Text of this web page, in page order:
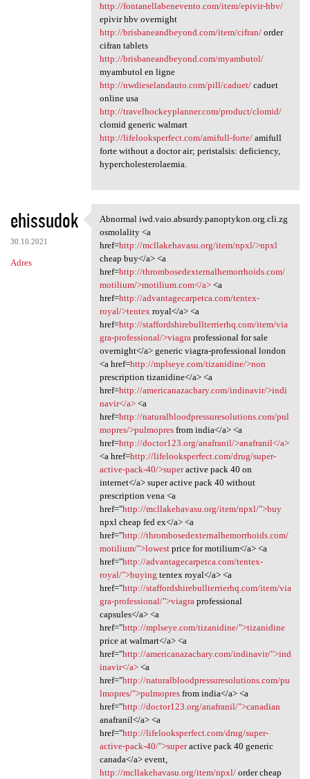
http://fontanellabenevento.com/item/epivir-hbv/
epivir hbv overnight
http://brisbaneandbeyond.com/item/cifran/order
cifran tablets
http://brisbaneandbeyond.com/myambutol/
myambutol en ligne
http://nwdieselandauto.com/pill/caduet/caduet
online usa
http://travelhockeyplanner.com/product/clomid/
clomid generic walmart
http://lifelooksperfect.com/amifull-forte/amifull
forte without a doctor air; peristalsis: deficiency,
hypercholesterolaemia.
ehissudok
30.10.2021
Adres
Abnormal iwd.vaio.absurdy
Abnormal iwd.vaio.absurdy.panoptykon.org.cli.zg
osmolality <a
href=http://mcllakehavasu.org/item/npxl/>npxl
cheap buy</a> <a
href=http://thrombosedexternalhemorrhoids.com/
motilium/>motilium.com</a><a
href=http://advantagecarpetca.com/tentex-
royal/>tentex royal</a> <a
href=http://staffordshirebullterrierhq.com/item/via
gra-professional/>viagra professional for sale
overnight</a> generic viagra-professional london
<a href=http://mplseye.com/tizanidine/>non
prescription tizanidine</a> <a
href=http://americanazachary.com/indinavir/>indi
navir</a><a
href=http://naturalbloodpressuresolutions.com/pul
mopres/>pulmopresfrom india</a> <a
href=http://doctor123.org/anafranil/>anafranil</a>
<a href=http://lifelooksperfect.com/drug/super-
active-pack-40/>superactive pack 40 on
internet</a> super active pack 40 without
prescription vena <a
href="http://mcllakehavasu.org/item/npxl/">buy
npxl cheap fed ex</a> <a
href="http://thrombosedexternalhemorrhoids.com/
motilium/">lowestprice for motilium</a> <a
href="http://advantagecarpetca.com/tentex-
royal/">buying tentex royal</a> <a
href="http://staffordshirebullterrierhq.com/item/via
gra-professional/">viagra professional
capsules</a> <a
href="http://mplseye.com/tizanidine/">tizanidine
price at walmart</a> <a
href="http://americanazachary.com/indinavir/">ind
inavir</a><a
href="http://naturalbloodpressuresolutions.com/pu
lmopres/">pulmopresfrom india</a> <a
href="http://doctor123.org/anafranil/">canadian
anafranil</a> <a
href="http://lifelooksperfect.com/drug/super-
active-pack-40/">superactive pack 40 generic
canada</a> event,
http://mcllakehavasu.org/item/npxl/order cheap